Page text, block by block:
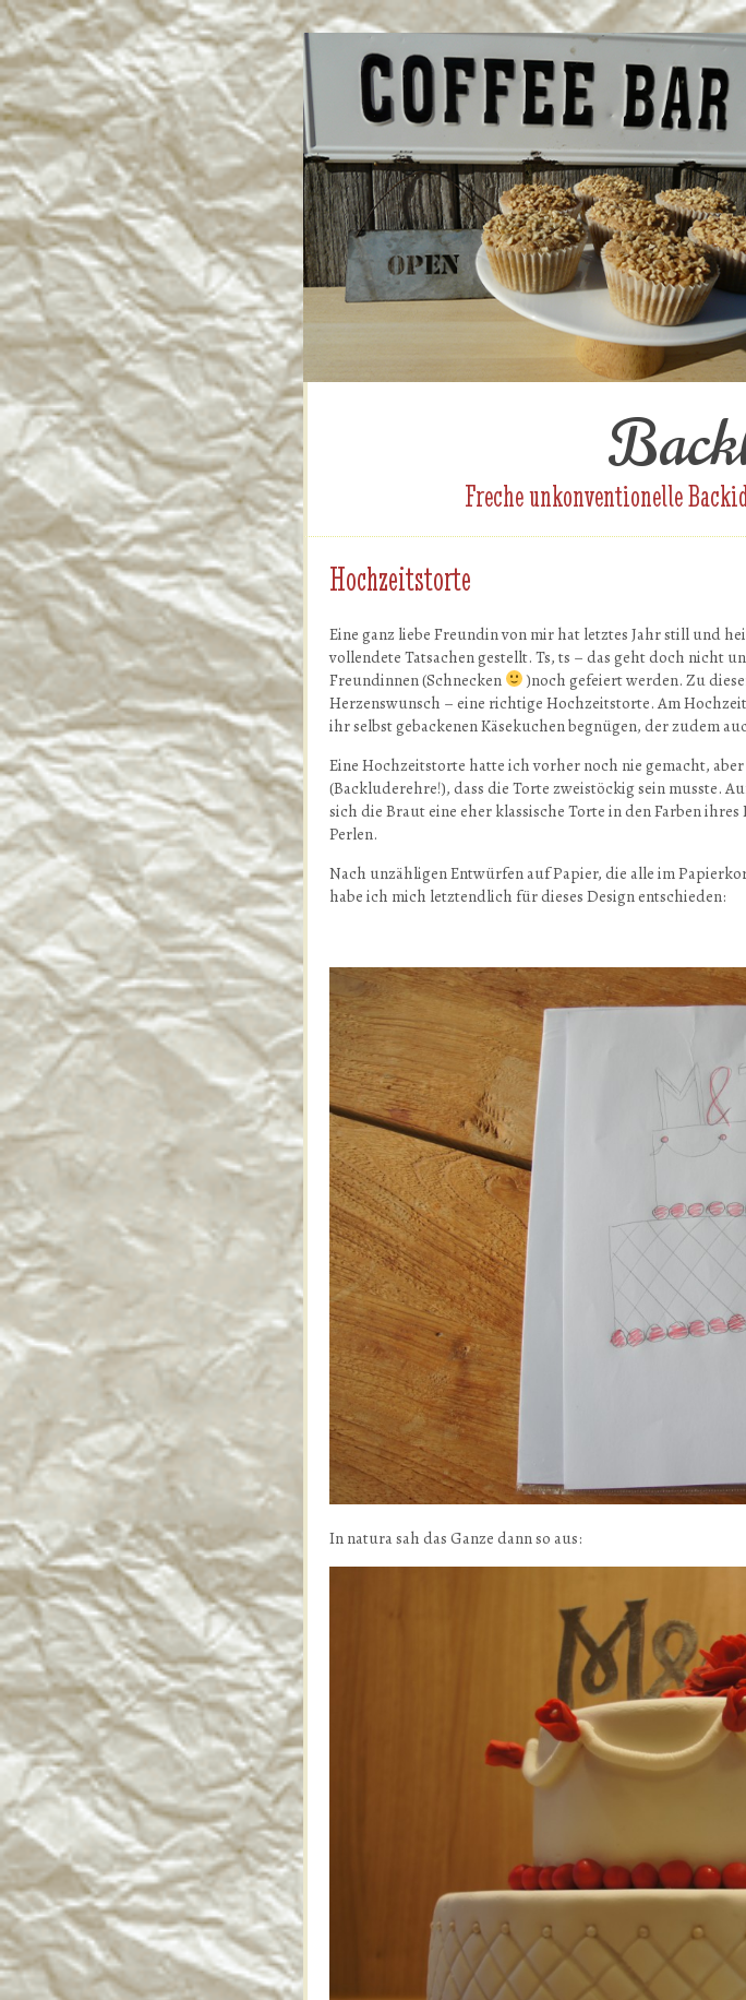
Freche unkonventionelle
Hochzeitstorte
Eine ganz liebe Freundin von mir hat letztes Jahr still und
vollendete Tatsachen gestellt. Ts, ts – das geht doch nicht
Freundinnen (Schnecken
)noch gefeiert werden. Zu
Herzenswunsch – eine richtige Hochzeitstorte. Am
ihr selbst gebackenen Käsekuchen begnügen, der zudem
Eine Hochzeitstorte hatte ich vorher noch nie gemacht,
(Backluderehre!), dass die Torte zweistöckig sein musste.
sich die Braut eine eher klassische Torte in den Farben
Perlen.
Nach unzähligen Entwürfen auf Papier, die alle im
habe ich mich letztendlich für dieses Design entschieden:
In natura sah das Ganze dann so aus: